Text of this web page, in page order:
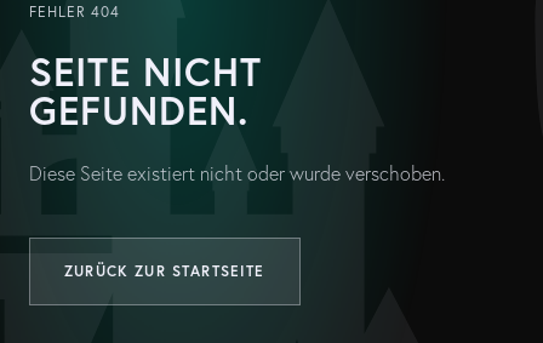
FEHLER 404
SEITE NICHT
GEFUNDEN.
Diese Seite existiert nicht oder wurde verschoben.
ZURÜCK ZUR STARTSEITE